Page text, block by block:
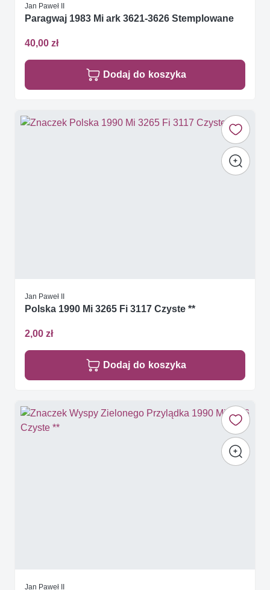
Jan Paweł II
Paragwaj 1983 Mi ark 3621-3626 Stemplowane
40,00 zł
Dodaj do koszyka
Jan Paweł II
Polska 1990 Mi 3265 Fi 3117 Czyste **
2,00 zł
Dodaj do koszyka
Jan Paweł II